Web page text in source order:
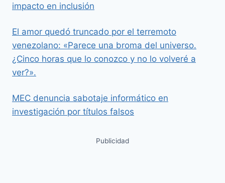
impacto en inclusión
El amor quedó truncado por el terremoto
venezolano: «Parece una broma del universo.
¿Cinco horas que lo conozco y no lo volveré a
ver?».
MEC denuncia sabotaje informático en
investigación por títulos falsos
Publicidad